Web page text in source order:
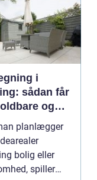
i
sådan får
og
udearealer
planlægger
bolig eller
spiller